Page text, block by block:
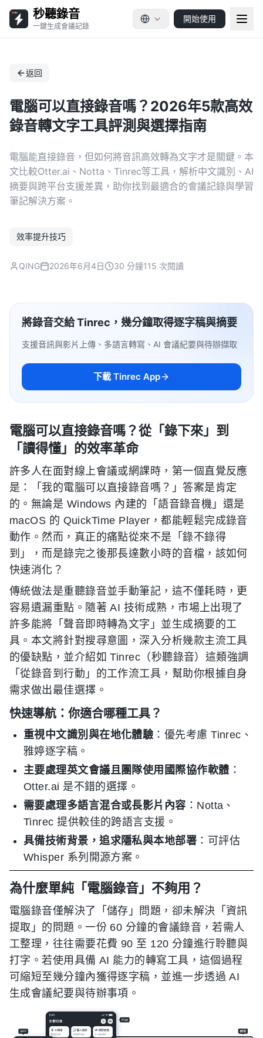
秒聽錄音
一鍵生成會議記錄
開始使用
返回
電腦可以直接錄音嗎？2026年5款高效
錄音轉文字工具評測與選擇指南
電腦能直接錄音，但如何將音訊高效轉為文字才是關鍵。本
文比較Otter.ai、Notta、Tinrec等工具，解析中文識別、AI
摘要與跨平台支援差異，助你找到最適合的會議記錄與學習
筆記解決方案。
效率提升技巧
QING 2026年6月4日 30 分鐘115 次閱讀
將錄音交給 Tinrec，幾分鐘取得逐字稿與摘要
支援音訊與影片上傳、多語言轉寫、AI 會議紀要與待辦擷取
下載 Tinrec App
電腦可以直接錄音嗎？從「錄下來」到
「讀得懂」的效率革命
許多人在面對線上會議或網課時，第一個直覺反應
是：「我的電腦可以直接錄音嗎？」答案是肯定
的。無論是 Windows 內建的「語音錄音機」還是
macOS 的 QuickTime Player，都能輕鬆完成錄音
動作。然而，真正的痛點從來不是「錄不錄得
到」，而是錄完之後那長達數小時的音檔，該如何
快速消化？
傳統做法是重聽錄音並手動筆記，這不僅耗時，更
容易遺漏重點。隨著 AI 技術成熟，市場上出現了
許多能將「聲音即時轉為文字」並生成摘要的工
具。本文將針對搜尋意圖，深入分析幾款主流工具
的優缺點，並介紹如 Tinrec（秒聽錄音）這類強調
「從錄音到行動」的工作流工具，幫助你根據自身
需求做出最佳選擇。
快速導航：你適合哪種工具？
重視中文識別與在地化體驗 ：優先考慮 Tinrec、
雅婷逐字稿。
主要處理英文會議且團隊使用國際協作軟體 ：
Otter.ai 是不錯的選擇。
需要處理多語言混合或長影片內容 ：Notta、
Tinrec 提供較佳的跨語言支援。
具備技術背景，追求隱私與本地部署 ：可評估
Whisper 系列開源方案。
為什麼單純「電腦錄音」不夠用？
電腦錄音僅解決了「儲存」問題，卻未解決「資訊
提取」的問題。一份 60 分鐘的會議錄音，若需人
工整理，往往需要花費 90 至 120 分鐘進行聆聽與
打字。若使用具備 AI 能力的轉寫工具，這個過程
可縮短至幾分鐘內獲得逐字稿，並進一步透過 AI
生成會議紀要與待辦事項。